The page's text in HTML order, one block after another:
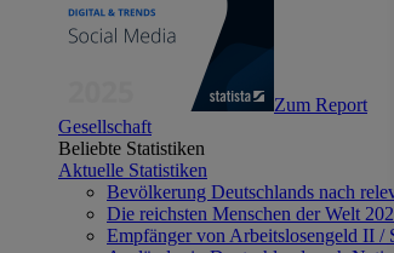
Zum Report
Gesellschaft
Beliebte Statistiken
Aktuelle Statistiken
Bevölkerung Deutschlands nach
Die reichsten Menschen der Welt
Empfänger von Arbeitslosengeld II /